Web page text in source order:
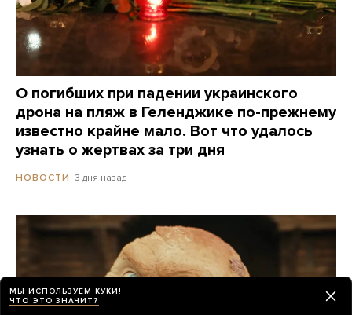
О погибших при падении украинского
дрона на пляж в Геленджике по-прежнему
известно крайне мало. Вот что удалось
узнать о жертвах за три дня
НОВОСТИ 3 дня назад
МЫ ИСПОЛЬЗУЕМ КУКИ!
ЧТО ЭТО ЗНАЧИТ?